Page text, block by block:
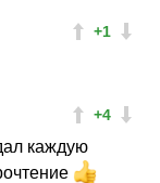
+1
+4
каждую